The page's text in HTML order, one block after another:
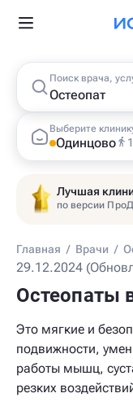
Поиск врача,
Выберите
Одинцово
Лучшая
по версии
Главная / Врачи /
29.12.2024
Остеопаты
Это мягкие и
подвижности,
работы мышц,
резких